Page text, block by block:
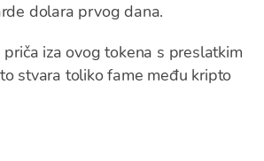
dolara prvog dana.
priča iza ovog tokena s preslatkim
stvara toliko fame među kripto